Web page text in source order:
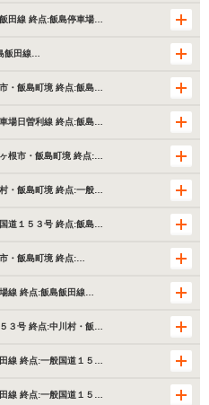
田線 終点:飯島停車場…
飯田線…
・飯島町境 終点:飯島…
場日曽利線 終点:飯島…
根市・飯島町境 終点:…
・飯島町境 終点:一般…
道１５３号 終点:飯島…
・飯島町境 終点:…
線 終点:飯島飯田線…
３号 終点:中川村・飯…
線 終点:一般国道１５…
線 終点:一般国道１５…